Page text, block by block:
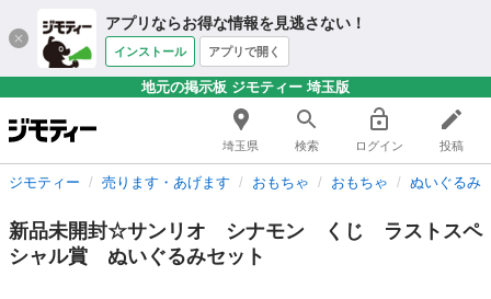
アプリならお得な情報を見逃さない！
インストール アプリで開く
地元の掲示板 ジモティー 埼玉版
埼玉県 検索 ログイン 投稿
ジモティー 売ります・あげます おもちゃ おもちゃ ぬいぐるみ
新品未開封☆サンリオ シナモン くじ ラストスペ
シャル賞 ぬいぐるみセット